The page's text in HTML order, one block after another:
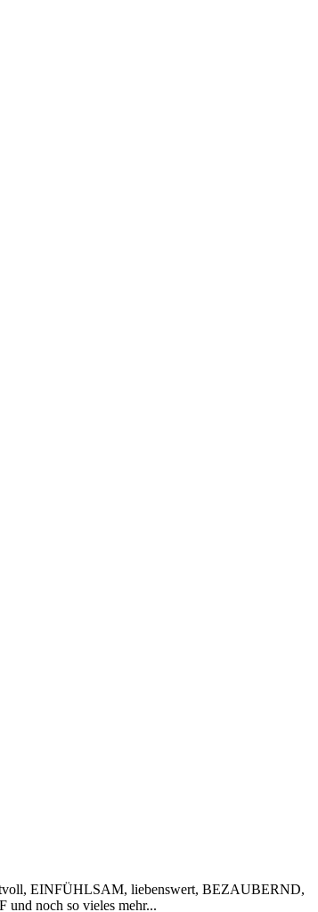
EINFÜHLSAM, liebenswert, BEZAUBERND,
noch so vieles mehr...